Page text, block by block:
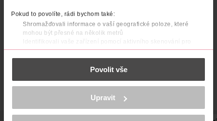
Pokud to povolíte, rádi bychom také:
Shromažďovali informace o vaší geografické poloze, které
mohou být přesné na několik metrů
Identifikovali vaše zařízení pomocí aktivního skenování pro
konkrétní charakteristiky (otisk prstu)
Zjistěte více o tom, jak zpracováváme vaše osobní údaje, a nastavte
části s podrobnostmi . Svůj souhlas můžete kdykoliv
K provozu stránek, personalizaci obsahu a reklam, funkcí sociálních
médií, analýze návštěvnosti, které mohou nést osobní údaje.
Více najdete vprohlášení o ochraně osobních údajů.
Povolit vše
Upravit
149 Kč
DO KOŠÍKU DO KOŠÍKU